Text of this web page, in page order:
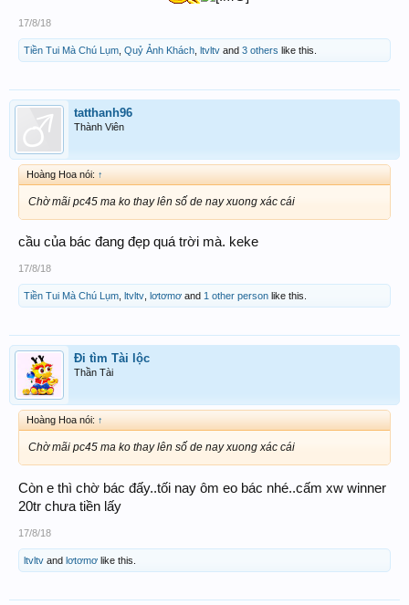
17/8/18
Tiền Tui Mà Chú Lụm Quỷ Ảnh Khách ltvltv and 3 others like this.
tatthanh96
Thành Viên
Hoàng Hoa nói: ↑
Chờ mãi pc45 ma ko thay lên số de nay xuong xác cái
cầu của bác đang đẹp quá trời mà. keke
17/8/18
Tiền Tui Mà Chú Lụm ltvltv lơtơmơ and 1 other person like this.
Đi tìm Tài lộc
Thần Tài
Hoàng Hoa nói: ↑
Chờ mãi pc45 ma ko thay lên số de nay xuong xác cái
Còn e thì chờ bác đấy..tối nay ôm eo bác nhé..cấm xw winner
20tr chưa tiền lấy
17/8/18
ltvltv and lơtơmơ like this.